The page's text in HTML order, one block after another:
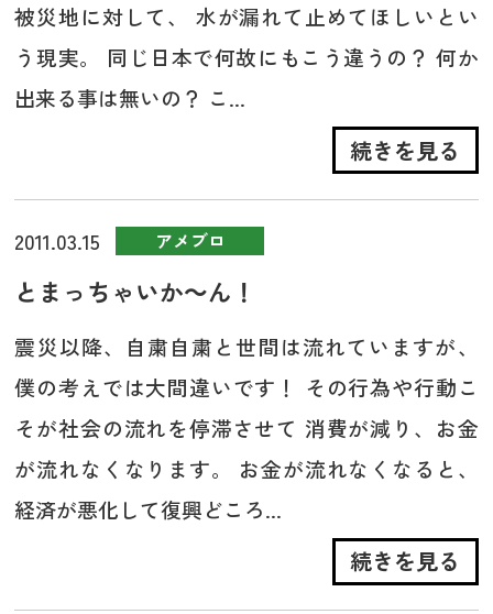
被災地に対して、 水が漏れて止めてほしいとい
う現実。 同じ日本で何故にもこう違うの？ 何か
出来る事は無いの？ こ...
続きを見る
2011.03.15 アメブロ
とまっちゃいか～ん！
震災以降、自粛自粛と世間は流れていますが、
僕の考えでは大間違いです！ その行為や行動こ
そが社会の流れを停滞させて 消費が減り、お金
が流れなくなります。 お金が流れなくなると、
経済が悪化して復興どころ...
続きを見る